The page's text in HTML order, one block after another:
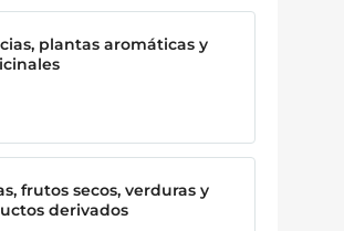
plantas aromáticas y
frutos secos, verduras y
derivados